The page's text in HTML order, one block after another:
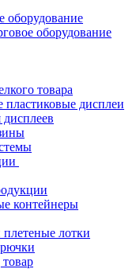
оборудование
оборудование
товара
пластиковые дисплеи
контейнеры
лотки